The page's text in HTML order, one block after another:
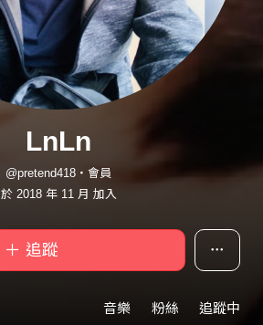
LnLn
@pretend418・會員
於 2018 年 11 月 加入
＋ 追蹤
音樂 粉絲 追蹤中